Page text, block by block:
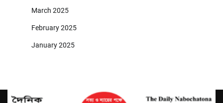
March 2025
February 2025
January 2025